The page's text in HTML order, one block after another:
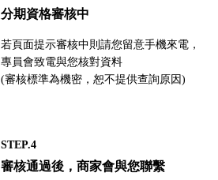
分期資格審核中
若頁面提示審核中則請您留意手機來電，
專員會致電與您核對資料
(審核標準為機密，恕不提供查詢原因)
STEP.4
審核通過後，商家會與您聯繫